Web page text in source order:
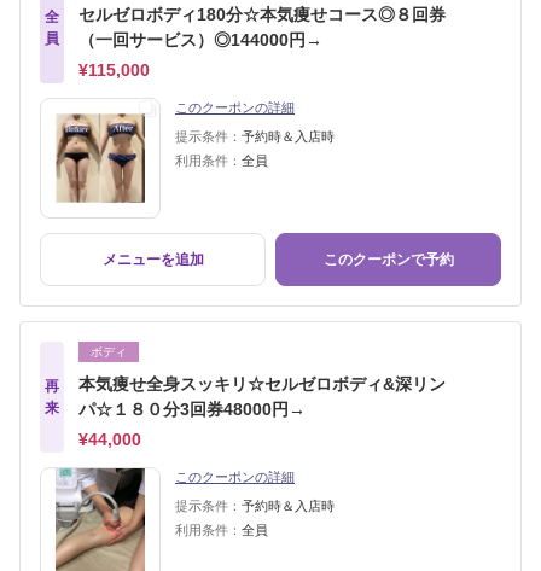
全
員
セルゼロボディ180分☆本気痩せコース◎８回券
（一回サービス）◎144000円→
¥115,000
このクーポンの詳細
提示条件： 予約時＆入店時
利用条件： 全員
メニューを追加 このクーポンで予約
再
来
ボディ
本気痩せ全身スッキリ☆セルゼロボディ&深リン
パ☆１８０分3回券48000円→
¥44,000
このクーポンの詳細
提示条件： 予約時＆入店時
利用条件： 全員